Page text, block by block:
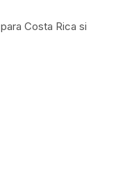
Costa Rica si